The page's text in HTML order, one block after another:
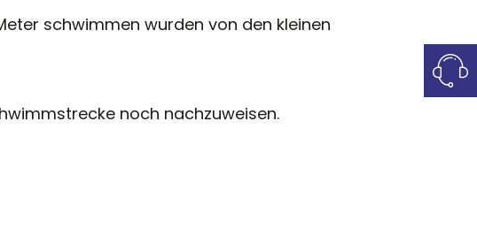
schwimmen wurden von den kleinen
noch nachzuweisen.